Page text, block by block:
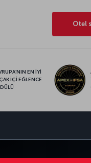
Otel
EN İYİ
İÇİ EĞLENCE
CLUB TÜRK HAVA